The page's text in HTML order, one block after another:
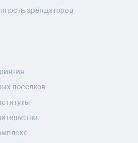
арендаторов
поселков